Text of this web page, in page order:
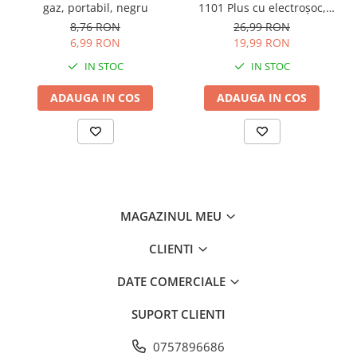
Consumabile masini gradinarit
Foarfeci gradinarit
Ustensile Gratar
Produse vinificatie
Suflante si aspiratoare
Accesorii compresoare
Accesorii generatoare electrice
Bomfaiere si fierastraie
gaz, portabil, negru
8,76 RON
6,99 RON
IN STOC
ADAUGA IN COS
1101 Plus cu electroșoc,
reîncărcabilă, 17 cm, 120 g,
siguranță anti-declanșare,
26,99 RON
19,99 RON
IN STOC
ADAUGA IN COS
MAGAZINUL MEU
CLIENTI
DATE COMERCIALE
SUPORT CLIENTI
0757896686